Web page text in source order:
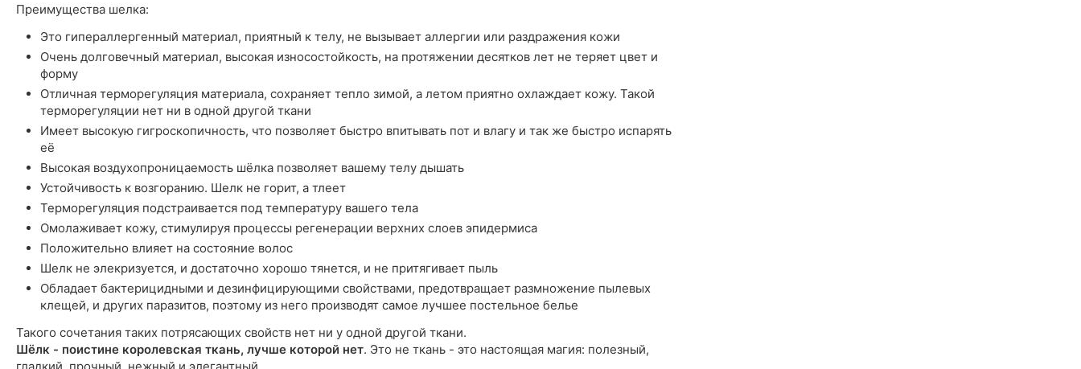
Преимущества шелка:
Это гипераллергенный материал, приятный к телу, не вызывает аллергии или раздражения кожи
Очень долговечный материал, высокая износостойкость, на протяжении десятков лет не теряет цвет и
форму
Отличная терморегуляция материала, сохраняет тепло зимой, а летом приятно охлаждает кожу. Такой
терморегуляции нет ни в одной другой ткани
Имеет высокую гигроскопичность, что позволяет быстро впитывать пот и влагу и так же быстро испарять
её
Высокая воздухопроницаемость шёлка позволяет вашему телу дышать
Устойчивость к возгоранию. Шелк не горит, а тлеет
Терморегуляция подстраивается под температуру вашего тела
Омолаживает кожу, стимулируя процессы регенерации верхних слоев эпидермиса
Положительно влияет на состояние волос
Шелк не элекризуется, и достаточно хорошо тянется, и не притягивает пыль
Обладает бактерицидными и дезинфицирующими свойствами, предотвращает размножение пылевых
клещей, и других паразитов, поэтому из него производят самое лучшее постельное белье
Такого сочетания таких потрясающих свойств нет ни у одной другой ткани.
Шёлк - поистине королевская ткань, лучше которой нет. Это не ткань - это настоящая магия: полезный,
гладкий, прочный, нежный и элегантный...